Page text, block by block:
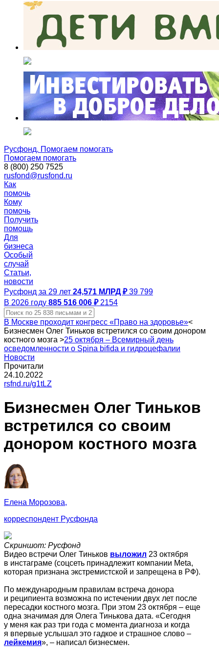
Русфонд. Помогаем помогать
Помогаем помогать
8 (800) 250 7525
rusfond@rusfond.ru
Как
помочь
Кому
помочь
Получить
помощь
Для
бизнеса
Особый
случай
Статьи,
новости
Русфонд за 29 лет 24,571 МЛРД ₽ 39 799
В 2026 году 885 516 006 ₽ 2154
В Москве проходит конгресс «Право на здоровье»<
Бизнесмен Олег Тиньков встретился со своим донором
костного мозга >25 октября – Всемирный день
осведомленности о Spina bifida и гидроцефалии
Новости
Прочитали
24.10.2022
rsfnd.ru/g1tLZ
Бизнесмен Олег Тиньков
встретился со своим
донором костного мозга
Елена Морозова,
корреспондент Русфонда
Скриншот: Русфонд
Видео встречи Олег Тиньков выложил 23 октября
в инстаграме (соцсеть принадлежит компании Meta,
которая признана экстремистской и запрещена в РФ).
По международным правилам встреча донора
и реципиента возможна по истечении двух лет после
пересадки костного мозга. При этом 23 октября – еще
одна значимая для Олега Тинькова дата. «Сегодня
у меня как раз три года с момента диагноза и когда
я впервые услышал это гадкое и страшное слово –
лейкемия», – написал бизнесмен.